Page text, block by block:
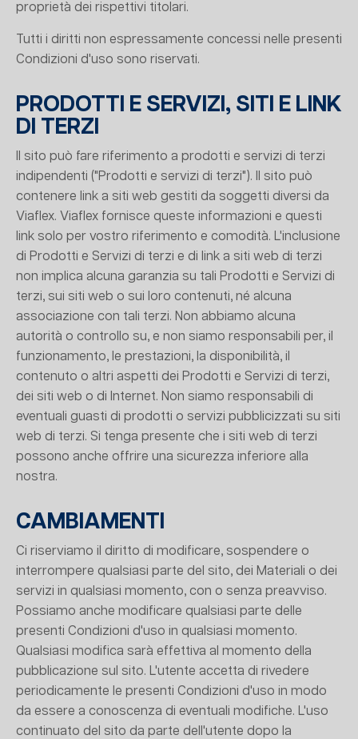
proprietà dei rispettivi titolari.
Tutti i diritti non espressamente concessi nelle presenti
Condizioni d'uso sono riservati.
PRODOTTI E SERVIZI, SITI E LINK
DI TERZI
Il sito può fare riferimento a prodotti e servizi di terzi
indipendenti ("Prodotti e servizi di terzi"). Il sito può
contenere link a siti web gestiti da soggetti diversi da
Viaflex. Viaflex fornisce queste informazioni e questi
link solo per vostro riferimento e comodità. L'inclusione
di Prodotti e Servizi di terzi e di link a siti web di terzi
non implica alcuna garanzia su tali Prodotti e Servizi di
terzi, sui siti web o sui loro contenuti, né alcuna
associazione con tali terzi. Non abbiamo alcuna
autorità o controllo su, e non siamo responsabili per, il
funzionamento, le prestazioni, la disponibilità, il
contenuto o altri aspetti dei Prodotti e Servizi di terzi,
dei siti web o di Internet. Non siamo responsabili di
eventuali guasti di prodotti o servizi pubblicizzati su siti
web di terzi. Si tenga presente che i siti web di terzi
possono anche offrire una sicurezza inferiore alla
nostra.
CAMBIAMENTI
Ci riserviamo il diritto di modificare, sospendere o
interrompere qualsiasi parte del sito, dei Materiali o dei
servizi in qualsiasi momento, con o senza preavviso.
Possiamo anche modificare qualsiasi parte delle
presenti Condizioni d'uso in qualsiasi momento.
Qualsiasi modifica sarà effettiva al momento della
pubblicazione sul sito. L'utente accetta di rivedere
periodicamente le presenti Condizioni d'uso in modo
da essere a conoscenza di eventuali modifiche. L'uso
continuato del sito da parte dell'utente dopo la